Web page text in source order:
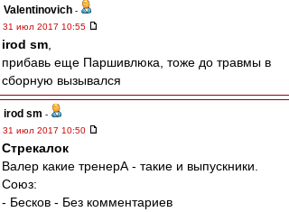
Valentinovich -
31 июл 2017 10:55
irod sm
прибавь еще Паршивлюка, тоже до травмы в
сборную вызывался
irod sm -
31 июл 2017 10:50
Стрекалок
Валер какие тренерА - такие и выпускники.
Союз:
- Бесков - Без комментариев